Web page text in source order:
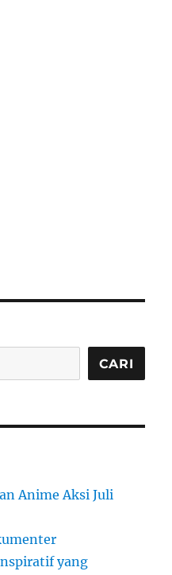
CARI
Anime Aksi Juli
yang